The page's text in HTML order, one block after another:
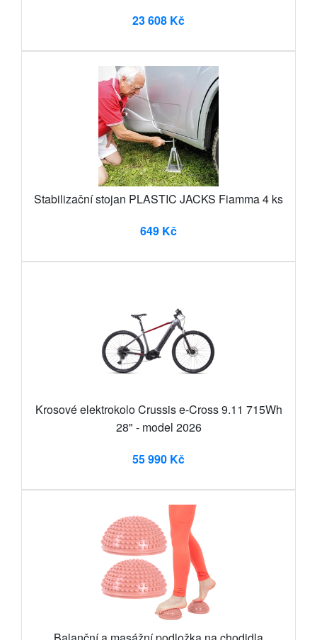
23 608 Kč
Stabilizační stojan PLASTIC JACKS Fiamma 4 ks
649 Kč
Krosové elektrokolo Crussis e-Cross 9.11 715Wh
28" - model 2026
55 990 Kč